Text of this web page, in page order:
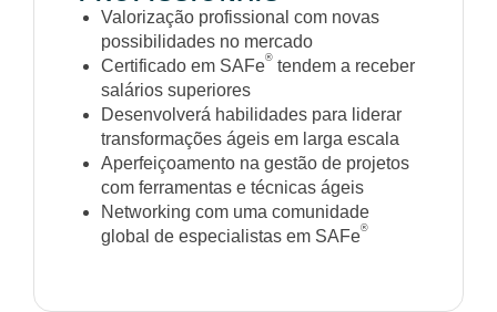
Valorização profissional com novas
possibilidades no mercado
Certificado em SAFe® tendem a receber
salários superiores
Desenvolverá habilidades para liderar
transformações ágeis em larga escala
Aperfeiçoamento na gestão de projetos
com ferramentas e técnicas ágeis
Networking com uma comunidade
global de especialistas em SAFe®